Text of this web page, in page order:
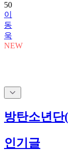
50
이
동
욱
NEW
방탄소년단
인기글